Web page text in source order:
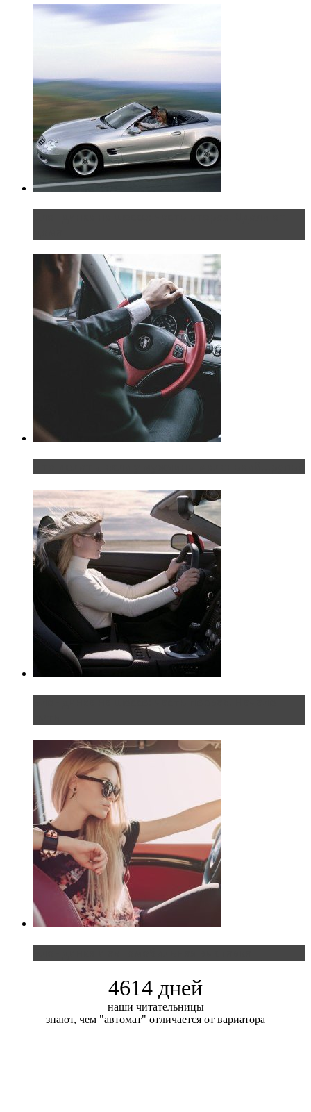
4614 дней
наши читательницы
знают, чем "автомат" отличается от вариатора